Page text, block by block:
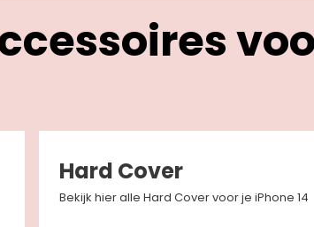
Hard Cover
Bekijk hier alle Hard Cover voor je iPhone 14